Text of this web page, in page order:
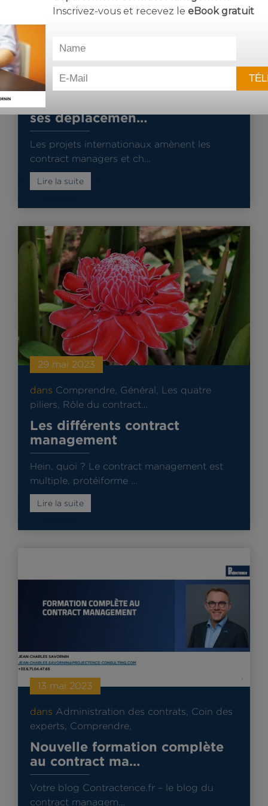
25 septembre 2023
Divers,Gestion de la relation client,
Relation client
ses déplacemen…
Les projets internationaux amènent les
contract managers et ch…
Lire la suite
29 mai 2023
dans Comprendre Général
Les quatre
piliers
Rôle du contract…
Les différents contract
management
Hein, quoi ? Le contract management est
multiple, protéiforme …
Lire la suite
13 mai 2023
dans Administration des contrats
Coin des
experts
Comprendre
Nouvelle formation complète
au contract ma…
Votre blog Contractence.fr – le blog du
contract managem…
Inscrivez-vous et recevez le eBookgratuit